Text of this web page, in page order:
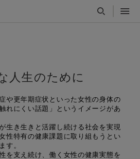
人生のために
や更年期症状といった女性の身体の
れにくい話題」というイメージがあ
生き生きと活躍し続ける社会を実現
性特有の健康課題に取り組もうとい
す。
を支え続け、働く女性の健康実態を